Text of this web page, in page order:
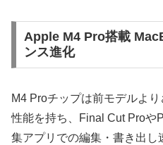
Apple M4 Pro搭載
ンス進化
M4 Proチップは前モデルよ
性能を持ち、Final Cut Proや
集アプリでの編集・書き出し